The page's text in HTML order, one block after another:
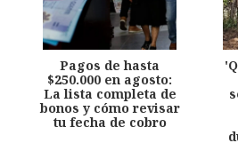
Pagos de hasta
$250.000 en agosto:
La lista completa de
bonos y cómo revisar
tu fecha de cobro